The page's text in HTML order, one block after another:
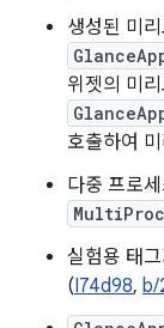
생성된 미
위젯의 미
호출하여
다중 프로
실험용 태
(I74d98, b/